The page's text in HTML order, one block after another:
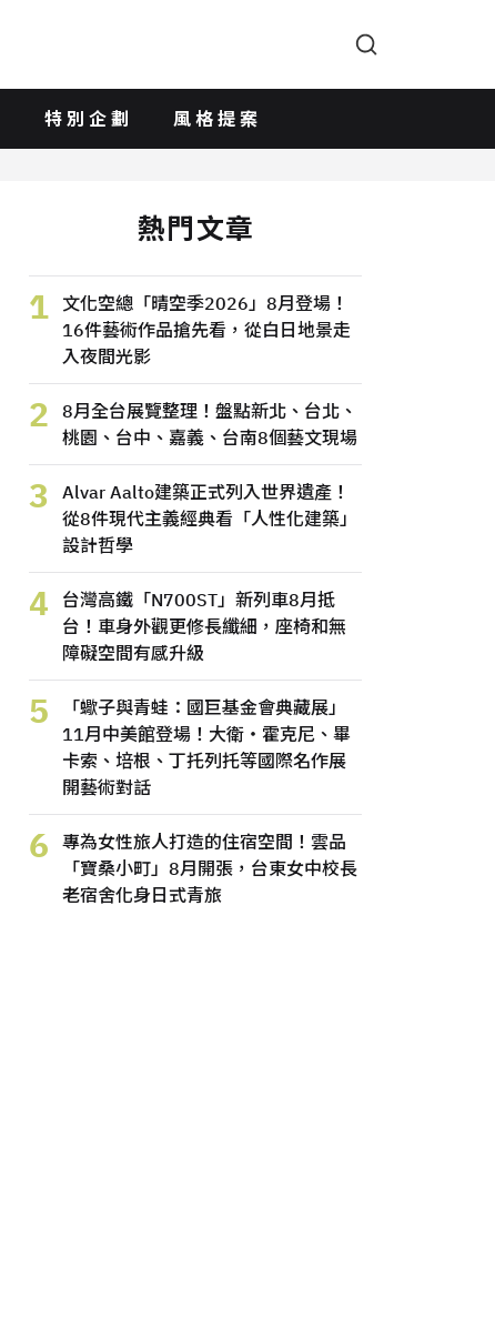
特別企劃 風格提案
熱門文章
1
文化空總「晴空季2026」8月登場！
16件藝術作品搶先看，從白日地景走
入夜間光影
2
8月全台展覽整理！盤點新北、台北、
桃園、台中、嘉義、台南8個藝文現場
3
Alvar Aalto建築正式列入世界遺產！
從8件現代主義經典看「人性化建築」
設計哲學
4
台灣高鐵「N700ST」新列車8月抵
台！車身外觀更修長纖細，座椅和無
障礙空間有感升級
5
「蠍子與青蛙：國巨基金會典藏展」
11月中美館登場！大衛・霍克尼、畢
卡索、培根、丁托列托等國際名作展
開藝術對話
6
專為女性旅人打造的住宿空間！雲品
「寶桑小町」8月開張，台東女中校長
老宿舍化身日式青旅